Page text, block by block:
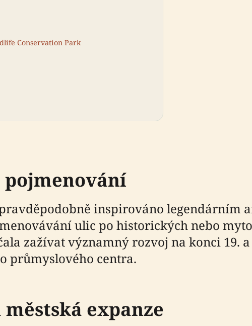
Conservation Park
pojmenování
pravděpodobně inspirováno
ulic po historických nebo
zažívat významný rozvoj na konci 19.
průmyslového centra.
expanze